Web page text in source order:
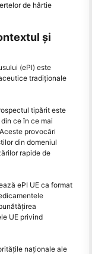
de hârtie
și
(ePI) este
tradiționale
tipărit este
ce în ce mai
provocări
din domeniul
rapide de
ePI UE ca format
UE privind
naționale ale